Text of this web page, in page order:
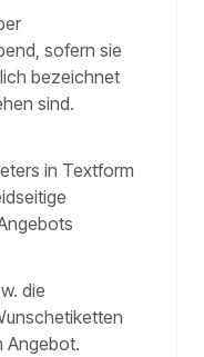
sofern sie
bezeichnet
sind.
in Textform
die
Angebot.